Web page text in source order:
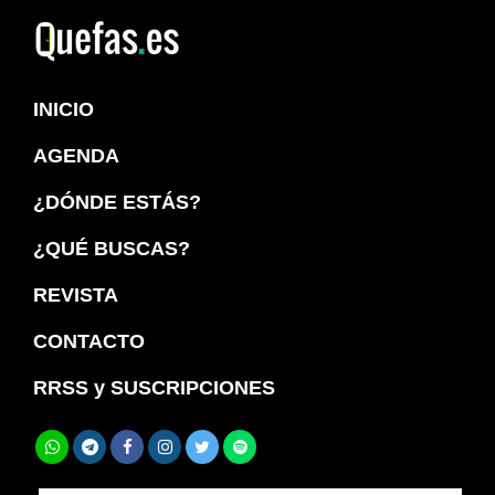
navegación
principal
principal
INICIO
AGENDA
¿DÓNDE ESTÁS?
¿QUÉ BUSCAS?
REVISTA
CONTACTO
RRSS y SUSCRIPCIONES